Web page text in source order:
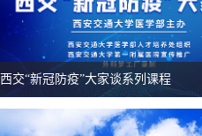
西交“新冠防疫”大家谈系列课程